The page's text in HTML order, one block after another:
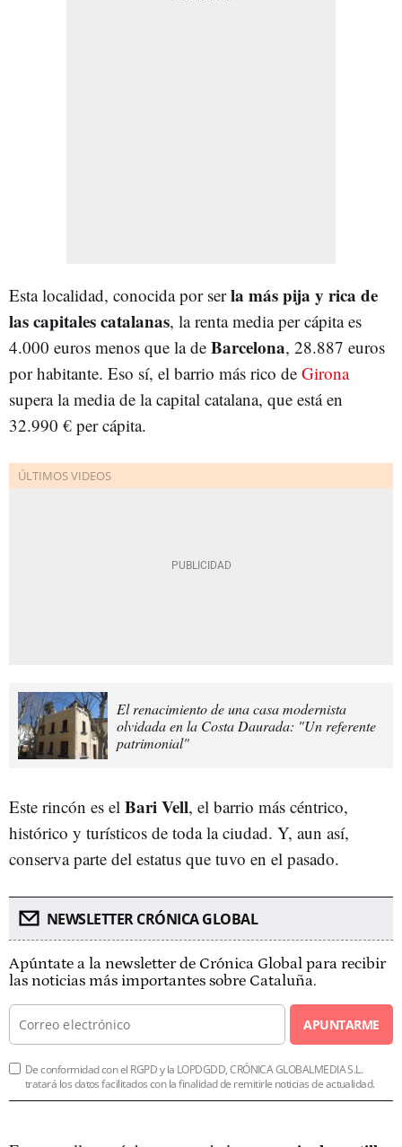
Esta localidad, conocida por serla más pija y rica de
las capitales catalanas, la renta media per cápita es
4.000 euros menos que la de Barcelona, 28.887 euros
por habitante. Eso sí, el barrio más rico de Girona
supera la media de la capital catalana, que está en
32.990 € per cápita.
El renacimiento de una casa modernista
olvidada en la Costa Daurada: "Un referente
patrimonial"
Este rincón es el Bari Vell, el barrio más céntrico,
histórico y turísticos de toda la ciudad. Y, aun así,
conserva parte del estatus que tuvo en el pasado.
NEWSLETTER CRÓNICA GLOBAL
Apúntate a la newsletter de Crónica Global para recibir
las noticias más importantes sobre Cataluña.
APUNTARME
De conformidad con el RGPD y la LOPDGDD, CRÓNICA GLOBALMEDIA S.L.
tratará los datos facilitados con la finalidad de remitirle noticias de actualidad.